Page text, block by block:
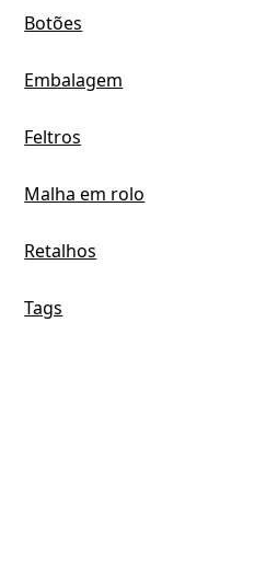
Botões
Embalagem
Feltros
Malha em rolo
Retalhos
Tags